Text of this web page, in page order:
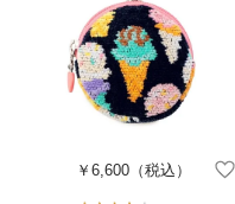
￥6,600 （税込）